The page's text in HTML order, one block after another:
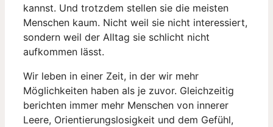
kannst. Und trotzdem stellen sie die meisten
Menschen kaum. Nicht weil sie nicht interessiert,
sondern weil der Alltag sie schlicht nicht
aufkommen lässt.
Wir leben in einer Zeit, in der wir mehr
Möglichkeiten haben als je zuvor. Gleichzeitig
berichten immer mehr Menschen von innerer
Leere, Orientierungslosigkeit und dem Gefühl,